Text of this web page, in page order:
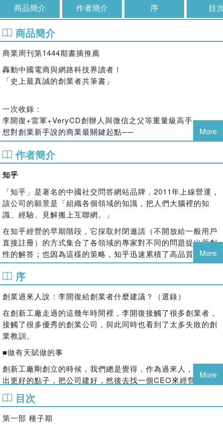
商品簡介 作者簡介 序 目
商品簡介
商業周刊第1444期書摘推薦
轟動中國電商與網路科技界讀者！
「史上最真誠的創業者共筆書」
一次收錄：
李開復+雷軍+VeryCD創辦人與微信之父等重量級高手，
想對創業新手說的商業最關鍵起點──
●創業是什麼？為什麼你想創業？
●創業是該先找商業模式，還是先測試用戶？
●新創公司要從哪裡去找創新切入點？
●為什麼李開復會建議未來創業者「拚點子不如拚努力」？
●想不想聽一聽VC（風險投資）執業人士如何看待他們是否投
資一家新公司？如何看待一個新點子的價值？
【最精華的互聯網創業知識】
★強大創業群體真實分享每個人創業路上看見的興奮與「地
雷」。
★從idea（點子）到發布測試、了解用戶回饋，新創公司如何
★怎麼從「認識自己」到探測目標？成功創業老師父向新老闆
們丟出的經營先修題。
本書內容源自於中國互聯網上著名的知識討論與分享社群「知
乎」上的提問與回答，也可說是由多位匿名及知名的創業老手
共同留言匯聚而成的「共創智慧」書。知乎將該站三年來各類
重要與實用的創業思維整編出版，將許多既關鍵、但新創業者
不容易想透的新事業起步之道，找出「高人指點」的回答，主
題從如何選擇創業方向，選擇合夥人、如何找投資，到如何推
出新產品、管理團隊，詳細闡釋了近百個創業概念，也收錄了
精采的實務界優秀人士文字，例如：
◎創業的理由有100種，但不論你選了哪一個，你所要面對的
事情也許都是一樣的
More
作者簡介
知乎
「知乎」是著名的中國社交問答網站品牌，2011年上線營運，
該公司的願景是「組織各個領域的知識，把人們大腦裡的知
識、經驗、見解搬上互聯網。」
在知乎經營的早期階段，它採取封閉邀請（不開放給一般用戶
直接註冊）的方式集合了各領域的專家對不同的問題提出原創
性的解答；也因為這樣的策略，知乎迅速累積了高品質討論交
流的權威社群形象，特別是許多中國網路創業科技圈與電商界
的重要名人，都在知乎設有帳戶並實際回答創業者問題，這群
知乎初期群聚的「神回覆」（意指回答犀利到位）專業級人
士，光是在2010年知乎尚未開放的測試期間，在40天內，就拋
出了8千個問題，貢獻了2萬筆回答。
除了創投基金外，由知名科技人士李開復創辦的「創新工場」
也投資了知乎，根據知乎執行長周源於2015年的公開說明，目
前知乎已有1千7百萬的註冊用戶（2013年開始，知乎也開放了
一般用戶的註冊），未來並會開始推出各項商業化的新產品。
本書的內容皆來自實際曾於知乎社群中出現過的問答留言精
來自中國各路電子商務專家、經營者、產品工程師與創業關係
人毫無保留的精采意見，也形塑出在當前科技快速改變世界的
More
序
創業過來人說：李開復給創業者什麼建議？（選錄）
在創新工廠走過的這幾年時間裡，李開復接觸了很多創業者，
接觸了很多優秀的創業公司，與此同時也看到了太多失敗的創
業教訓。
■做有天賦做的事
創新工廠剛創立的時候，我們總是覺得，作為過來人，可以想
出更好的點子，把公司建好，然後去找一個CEO來經營它。但
是實踐後我們發現，這樣打造一個公司，會碰到很多挑戰。因
為我們發現，真正的創業者，真正成功的公司，它的創業者和
公司是深深地聯繫在一起的。這個創業者一定想，「這個公司
More
目次
第一部 種子期